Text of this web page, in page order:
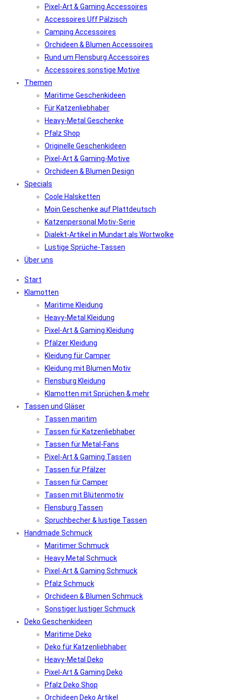
Pixel-Art & Gaming Accessoires
Accessoires Uff Pälzisch
Camping Accessoires
Orchideen & Blumen Accessoires
Rund um Flensburg Accessoires
Accessoires sonstige Motive
Themen
Maritime Geschenkideen
Für Katzenliebhaber
Heavy-Metal Geschenke
Pfalz Shop
Originelle Geschenkideen
Pixel-Art & Gaming-Motive
Orchideen & Blumen Design
Specials
Coole Halsketten
Moin Geschenke auf Plattdeutsch
Katzenpersonal Motiv-Serie
Dialekt-Artikel in Mundart als Wortwolke
Lustige Sprüche-Tassen
Über uns
Start
Klamotten
Maritime Kleidung
Heavy-Metal Kleidung
Pixel-Art & Gaming Kleidung
Pfälzer Kleidung
Kleidung für Camper
Kleidung mit Blumen Motiv
Flensburg Kleidung
Klamotten mit Sprüchen & mehr
Tassen und Gläser
Tassen maritim
Tassen für Katzenliebhaber
Tassen für Metal-Fans
Pixel-Art & Gaming Tassen
Tassen für Pfälzer
Tassen für Camper
Tassen mit Blütenmotiv
Flensburg Tassen
Spruchbecher & lustige Tassen
Handmade Schmuck
Maritimer Schmuck
Heavy Metal Schmuck
Pixel-Art & Gaming Schmuck
Pfalz Schmuck
Orchideen & Blumen Schmuck
Sonstiger lustiger Schmuck
Deko Geschenkideen
Maritime Deko
Deko für Katzenliebhaber
Heavy-Metal Deko
Pixel-Art & Gaming Deko
Pfalz Deko Shop
Orchideen Deko Artikel